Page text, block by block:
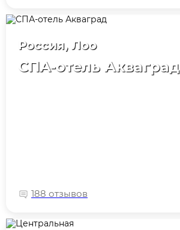
Россия, Лоо
СПА-отель Акваград
188 отзывов